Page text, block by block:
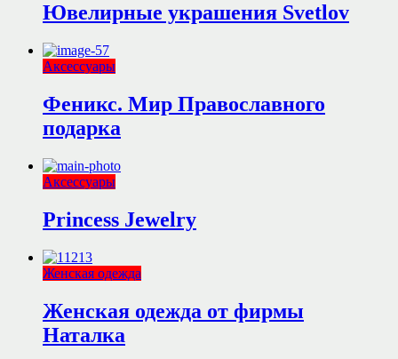
Ювелирные украшения Svetlov
Аксессуары
Феникс. Мир Православного
подарка
Аксессуары
Princess Jewelry
Женская одежда
Женская одежда от фирмы
Наталка